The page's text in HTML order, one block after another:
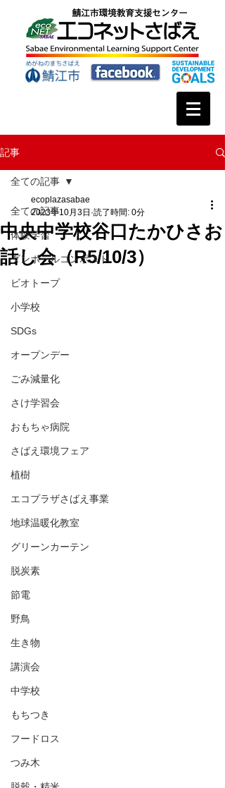
記事
全ての記事
体験学習
ダンボールコンポスト
ビオトープ
小学校
SDGs
オープンデー
ごみ減量化
さけ学習会
おもちゃ病院
さばえ環境フェア
植樹
エコプラザさばえ事業
地球温暖化教室
グリーンカーテン
脱炭素
節電
野鳥
生き物
講演会
中学校
もちつき
フードロス
つみ木
全ての記事
中央中学校谷口たかひさお
話し会（R5/10/3）
ecoplazasabae
2023年10月3日 読了時間: 0分